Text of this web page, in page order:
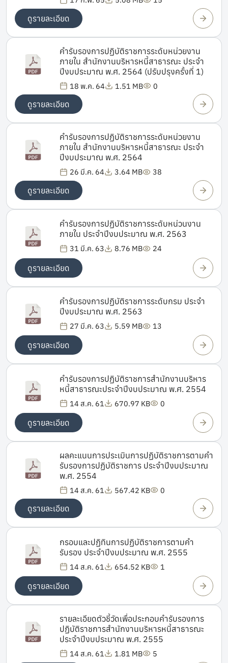
ดูรายละเอียด
คำรับรองการปฏิบัติราชการระดับหน่วยงาน
ภายใน สำนักงานบริหารหนี้สาธารณะ ประจำ
ปีงบประมาณ พ.ศ. 2564 (ปรับปรุงครั้งที่ 1)
18 พ.ค. 64 1.51 MB 0
ดูรายละเอียด
คำรับรองการปฏิบัติราชการระดับหน่วยงาน
ภายใน สำนักงานบริหารหนี้สาธารณะ ประจำ
ปีงบประมาณ พ.ศ. 2564
26 มี.ค. 64 3.64 MB 38
ดูรายละเอียด
คำรับรองการปฏิบัติราชการระดับหน่วนงาน
ภายใน ประจำปีงบประมาณ พ.ศ. 2563
31 มี.ค. 63 8.76 MB 24
ดูรายละเอียด
คำรับรองการปฏิบัติราชการระดับกรม ประจำ
ปีงบประมาณ พ.ศ. 2563
27 มี.ค. 63 5.59 MB 13
ดูรายละเอียด
คำรับรองการปฏิบัติราชการสำนักงานบริหาร
หนี้สาธารณะประจำปีงบประมาณ พ.ศ. 2554
14 ส.ค. 61 670.97 KB 0
ดูรายละเอียด
ผลคะแนนการประเมินการปฏิบัติราชการตามคำ
รับรองการปฏิบัติราชการ ประจำปีงบประมาณ
พ.ศ. 2554
14 ส.ค. 61 567.42 KB 0
ดูรายละเอียด
กรอบและปฏิทินการปฏิบัติราชการตามคำ
รับรอง ประจำปีงบประมาณ พ.ศ. 2555
14 ส.ค. 61 654.52 KB 1
ดูรายละเอียด
รายละเอียดตัวชี้วัดเพื่อประกอบคำรับรองการ
ปฏิบัติราชการสำนักงานบริหารหนี้สาธารณะ
ประจำปีงบประมาณ พ.ศ. 2555
14 ส.ค. 61 1.81 MB 5